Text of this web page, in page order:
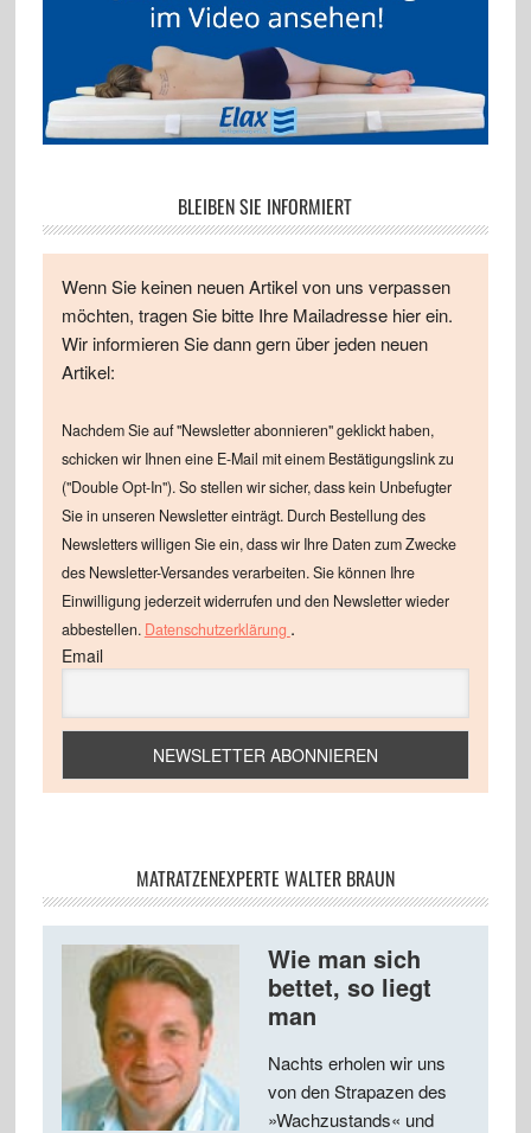
BLEIBEN SIE INFORMIERT
Wenn Sie keinen neuen Artikel von uns verpassen
möchten, tragen Sie bitte Ihre Mailadresse hier ein.
Wir informieren Sie dann gern über jeden neuen
Artikel:
Nachdem Sie auf "Newsletter abonnieren" geklickt haben,
schicken wir Ihnen eine E-Mail mit einem Bestätigungslink zu
("Double Opt-In"). So stellen wir sicher, dass kein Unbefugter
Sie in unseren Newsletter einträgt. Durch Bestellung des
Newsletters willigen Sie ein, dass wir Ihre Daten zum Zwecke
des Newsletter-Versandes verarbeiten. Sie können Ihre
Einwilligung jederzeit widerrufen und den Newsletter wieder
abbestellen. Datenschutzerklärung .
Email
MATRATZENEXPERTE WALTER BRAUN
Wie man sich
bettet, so liegt
man
Nachts erholen wir uns
von den Strapazen des
»Wachzustands« und